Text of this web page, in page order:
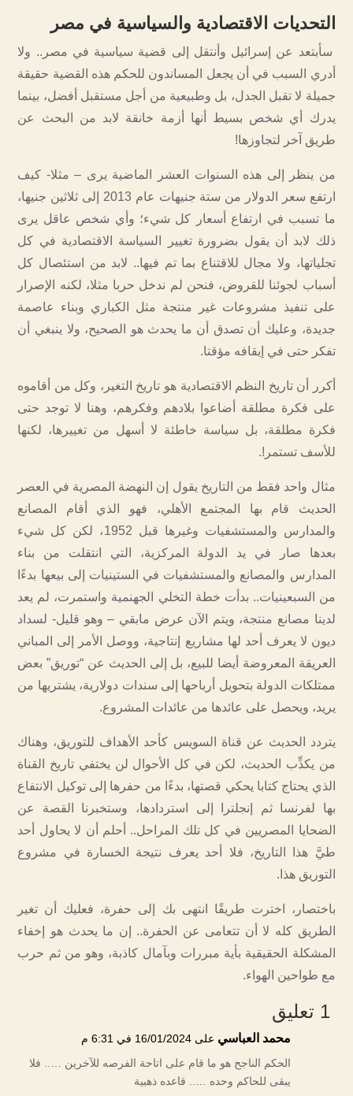
التحديات الاقتصادية والسياسية في مصر
سأبتعد عن إسرائيل وأنتقل إلى قضية سياسية في مصر.. ولا
أدري السبب في أن يجعل المساندون للحكم هذه القضية حقيقة
جميلة لا تقبل الجدل، بل وطبيعية من أجل مستقبل أفضل، بينما
يدرك أي شخص بسيط أنها أزمة خانقة لابد من البحث عن
طريق آخر لتجاوزها!
من ينظر إلى هذه السنوات العشر الماضية يرى – مثلا- كيف
ارتفع سعر الدولار من ستة جنيهات عام 2013 إلى ثلاثين جنيها،
ما تسبب في ارتفاع أسعار كل شيء؛ وأي شخص عاقل يرى
ذلك لابد أن يقول بضرورة تغيير السياسة الاقتصادية في كل
تجلياتها، ولا مجال للاقتناع بما تم فيها.. لابد من استئصال كل
أسباب لجوئنا للقروض، فنحن لم ندخل حربا مثلا، لكنه الإصرار
على تنفيذ مشروعات غير منتجة مثل الكباري وبناء عاصمة
جديدة، وعليك أن تصدق أن ما يحدث هو الصحيح، ولا ينبغي أن
تفكر حتى في إيقافه مؤقتا.
أكرر أن تاريخ النظم الاقتصادية هو تاريخ التغير، وكل من أقاموه
على فكرة مطلقة أضاعوا بلادهم وفكرهم، وهنا لا توجد حتى
فكرة مطلقة، بل سياسة خاطئة لا أسهل من تغييرها، لكنها
للأسف تستمر!.
مثال واحد فقط من التاريخ يقول إن النهضة المصرية في العصر
الحديث قام بها المجتمع الأهلي، فهو الذي أقام المصانع
والمدارس والمستشفيات وغيرها قبل 1952، لكن كل شيء
بعدها صار في يد الدولة المركزية، التي انتقلت من بناء
المدارس والمصانع والمستشفيات في الستينيات إلى بيعها بدءًا
من السبعينيات.. بدأت خطة التخلي الجهنمية واستمرت، لم يعد
لدينا مصانع منتجة، ويتم الآن عرض مابقي – وهو قليل- لسداد
ديون لا يعرف أحد لها مشاريع إنتاجية، ووصل الأمر إلى المباني
العريقة المعروضة أيضا للبيع، بل إلى الحديث عن “توريق” بعض
ممتلكات الدولة بتحويل أرباحها إلى سندات دولارية، يشتريها من
يريد، ويحصل على عائدها من عائدات المشروع.
يتردد الحديث عن قناة السويس كأحد الأهداف للتوريق، وهناك
من يكذِّب الحديث، لكن في كل الأحوال لن يختفي تاريخ القناة
الذي يحتاج كتابا يحكي قصتها، بدءًا من حفرها إلى توكيل الانتفاع
بها لفرنسا ثم إنجلترا إلى استردادها، وستخبرنا القصة عن
الضحايا المصريين في كل تلك المراحل.. أحلم أن لا يحاول أحد
طيَّ هذا التاريخ، فلا أحد يعرف نتيجة الخسارة في مشروع
التوريق هذا.
باختصار، اخترت طريقًا انتهى بك إلى حفرة، فعليك أن تغير
الطريق كله لا أن تتعامى عن الحفرة.. إن ما يحدث هو إخفاء
المشكلة الحقيقية بأية مبررات وبآمال كاذبة، وهو من ثم حرب
مع طواحين الهواء.
1 تعليق
محمد العباسي على 16/01/2024 في 6:31 م
الحكم الناجح هو ما قام على اتاحة الفرصه للآخرين ….. فلا
يبقى للحاكم وحده ….. قاعده ذهبية